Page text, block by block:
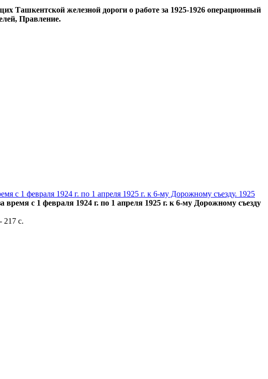
Ташкентской железной дороги о работе за 1925-1926 операционный
Правление.
с 1 февраля 1924 г. по 1 апреля 1925 г. к 6-му Дорожному съезду. 1925
с 1 февраля 1924 г. по 1 апреля 1925 г. к 6-му Дорожному съезду
217 с.